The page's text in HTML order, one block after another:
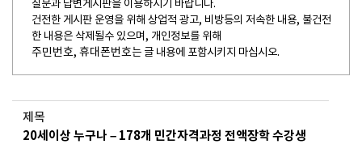
질문과 답변게시판을 이용하시기 바랍니다.
건전한 게시판 운영을 위해 상업적 광고, 비방등의 저속한 내용, 불건전
한 내용은 삭제될수 있으며, 개인정보를 위해
주민번호, 휴대폰번호는 글 내용에 포함시키지 마십시오.
제목
20세이상 누구나 – 178개 민간자격과정 전액장학 수강생